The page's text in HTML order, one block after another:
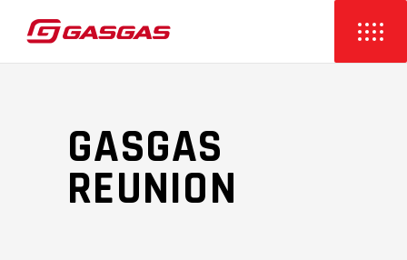
GASGAS
REUNION